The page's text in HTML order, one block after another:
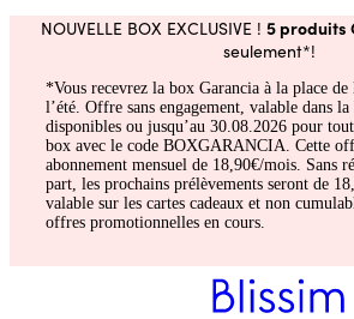
NOUVELLE BOX EXCLUSIVE ! 5 produits
seulement*!
*Vous recevrez la box Garancia à la place
l’été. Offre sans engagement, valable dans
disponibles ou jusqu’au 30.08.2026 pour
box avec le code BOXGARANCIA. Cette
abonnement mensuel de 18,90€/mois. Sans
part, les prochains prélèvements seront de
valable sur les cartes cadeaux et non
offres promotionnelles en cours.